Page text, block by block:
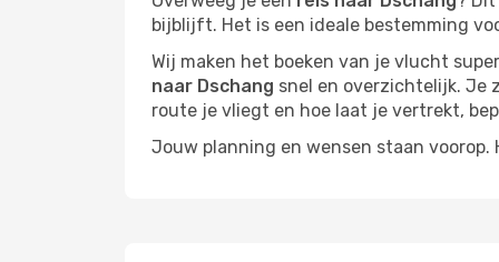
bijblijft. Het is een ideale bestemming
Wij maken het boeken van je vlucht
naar Dschang snel en overzichtelijk. Je
route je vliegt en hoe laat je vertrekt,
Jouw planning en wensen staan